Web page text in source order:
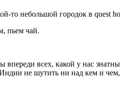
то небольшой городок в quest
пьем чай.
всех, какой у нас
не шутить ни над кем и чем,